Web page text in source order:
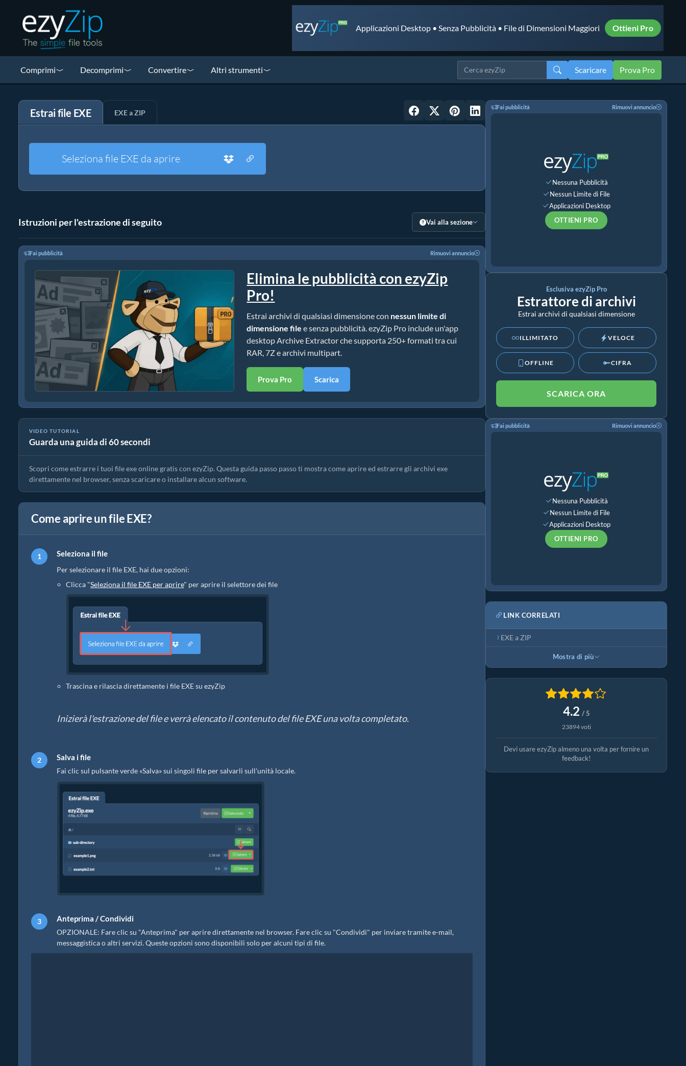
Applicazioni Desktop • Senza Pubblicità • File di Dimensioni Maggiori Ottieni Pro
Comprimi Decomprimi Convertire Altri strumenti Scaricare Prova Pro
Estrai file EXE EXE a ZIP
Seleziona file EXE da aprire
Istruzioni per l'estrazione di seguito Vai alla sezione
Fai pubblicità Rimuovi annuncio
Elimina le pubblicità con ezyZip
Pro!
Estrai archivi di qualsiasi dimensione con nessun limite di
dimensione file e senza pubblicità. ezyZip Pro include un'app
desktop Archive Extractor che supporta 250+ formati tra cui
RAR, 7Z e archivi multipart.
Prova Pro Scarica
VIDEO TUTORIAL
Guarda una guida di 60 secondi
Come estrarre file exe online con ezyZip (gratis, senza installazione)
Scopri come estrarre i tuoi file exe online gratis con ezyZip. Questa guida passo passo ti mostra come aprire ed estrarre gli archivi exe
direttamente nel browser, senza scaricare o installare alcun software.
Come aprire un file EXE?
Seleziona il file
Per selezionare il file EXE, hai due opzioni:
Clicca "Seleziona il file EXE per aprire" per aprire il selettore dei file
Trascina e rilascia direttamente i file EXE su ezyZip
Inizierà l'estrazione del file e verrà elencato il contenuto del file EXE una volta completato.
Salva i file
Fai clic sul pulsante verde «Salva» sui singoli file per salvarli sull'unità locale.
Anteprima / Condividi
OPZIONALE: Fare clic su "Anteprima" per aprire direttamente nel browser. Fare clic su "Condividi" per inviare tramite e-mail,
messaggistica o altri servizi. Queste opzioni sono disponibili solo per alcuni tipi di file.
Fai pubblicità Rimuovi annuncio
Nessuna Pubblicità
Nessun Limite di File
Applicazioni Desktop
OTTIENI PRO
Esclusiva ezyZip Pro
Estrattore di archivi
Estrai archivi di qualsiasi dimensione
ILLIMITATO VELOCE
OFFLINE CIFRA
SCARICA ORA
Fai pubblicità Rimuovi annuncio
Nessuna Pubblicità
Nessun Limite di File
Applicazioni Desktop
OTTIENI PRO
LINK CORRELATI
EXE a ZIP
Mostra di più
4.2 / 5
23894 voti
Devi usare ezyZip almeno una volta per fornire un
feedback!